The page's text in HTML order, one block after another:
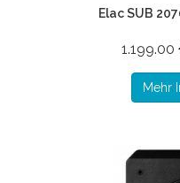
Elac SUB
1.199.00
Mehr